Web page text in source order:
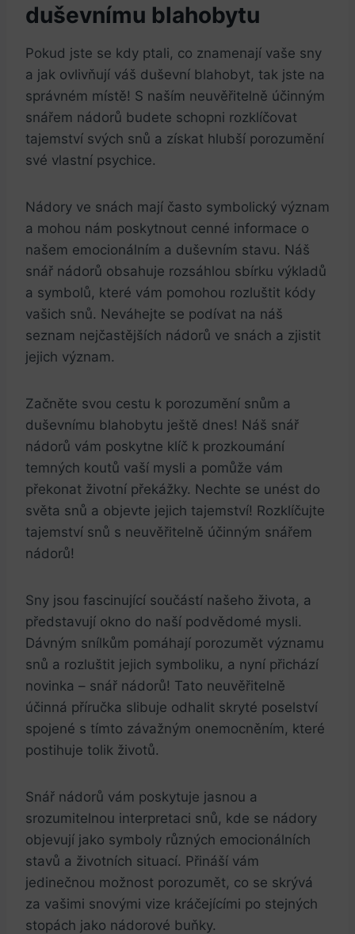
duševnímu blahobytu
Pokud ⁤jste se kdy ptali, co znamenají​ vaše‍ sny
a jak ovlivňují váš⁢ duševní ⁣blahobyt, tak⁢ jste ​na
správném‌ místě! S⁢ naším ‍neuvěřitelně​ účinným
snářem nádorů budete ‍schopni⁢ rozklíčovat⁢
tajemství svých​ snů a získat ​hlubší porozumění
své vlastní⁤ psychice.
Nádory⁤ ve⁣ snách mají často symbolický význam⁤
a‍ mohou nám poskytnout cenné ‍informace o
⁣našem​ emocionálním​ a duševním⁢ stavu. Náš
snář nádorů ⁣obsahuje rozsáhlou sbírku ‍výkladů
a ⁤symbolů,​ které‍ vám pomohou ‌rozluštit ‍kódy
vašich snů. Neváhejte se podívat na náš
⁢seznam ‌nejčastějších nádorů ve snách ‍a zjistit
jejich význam.
Začněte⁢ svou⁢ cestu k porozumění snům ⁢a
duševnímu blahobytu ​ještě dnes! Náš snář⁤
nádorů vám poskytne klíč k prozkoumání⁢
temných koutů vaší mysli​ a‍ pomůže vám⁣
překonat životní ‌překážky. Nechte se unést do
světa⁢ snů a​ objevte jejich tajemství! Rozklíčujte
tajemství ​snů ‌s neuvěřitelně účinným snářem
nádorů!
Sny jsou fascinující‍ součástí⁤ našeho života, a
představují ‍okno do ⁣naší podvědomé mysli.⁢
Dávným snílkům pomáhají ‌porozumět významu
snů a rozluštit⁢ jejich symboliku, ‌a nyní přichází
novinka – ⁢snář nádorů! Tato neuvěřitelně‍
účinná příručka ‍slibuje ‌odhalit skryté poselství
spojené s tímto závažným‍ onemocněním, které
postihuje‌ tolik životů. ⁤
Snář ‍nádorů vám ‌poskytuje jasnou a
srozumitelnou interpretaci snů, kde se ‌nádory​
objevují⁤ jako ⁤symboly různých emocionálních
‌stavů⁤ a ⁢životních situací. Přináší vám ​
jedinečnou možnost porozumět, co se skrývá
⁤za ‌vašimi snovými vize kráčejícími​ po stejných‌
stopách jako ​nádorové buňky.